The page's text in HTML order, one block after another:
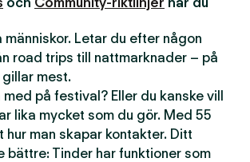
Letar du efter någon
road trips till nattmarknader – på
mest.
på festival? Eller du kanske vill
lika mycket som du gör. Med 55
man skapar kontakter. Ditt
Tinder har funktioner som